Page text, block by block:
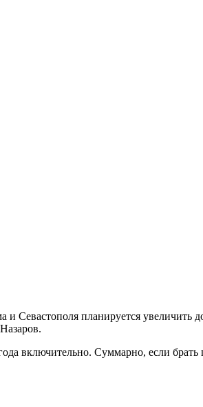
планируется увеличить
включительно. Суммарно, если брать